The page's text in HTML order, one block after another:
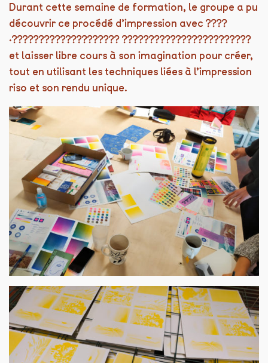
Durant cette semaine de formation, le groupe a pu
découvrir ce procédé d’impression avec ????
·???????????????????? ????????????????????????
et laisser libre cours à son imagination pour créer,
tout en utilisant les techniques liées à l’impression
riso et son rendu unique.